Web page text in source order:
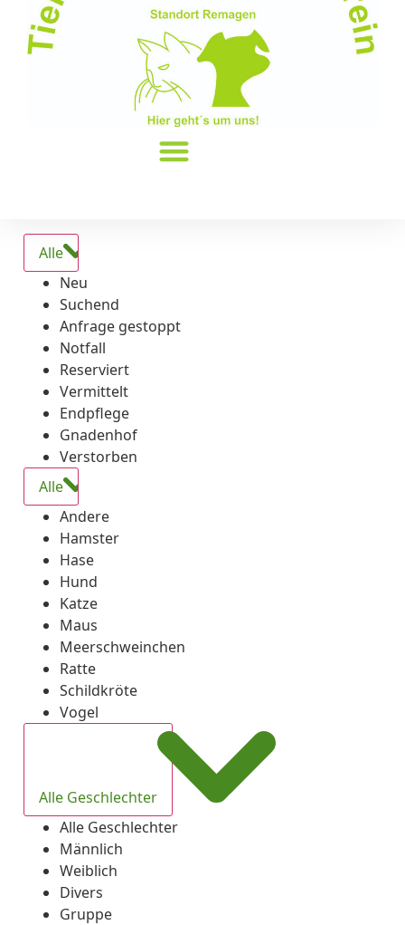
Alle
Neu
Suchend
Anfrage gestoppt
Notfall
Reserviert
Vermittelt
Endpflege
Gnadenhof
Verstorben
Alle
Andere
Hamster
Hase
Hund
Katze
Maus
Meerschweinchen
Ratte
Schildkröte
Vogel
Alle Geschlechter
Alle Geschlechter
Männlich
Weiblich
Divers
Gruppe